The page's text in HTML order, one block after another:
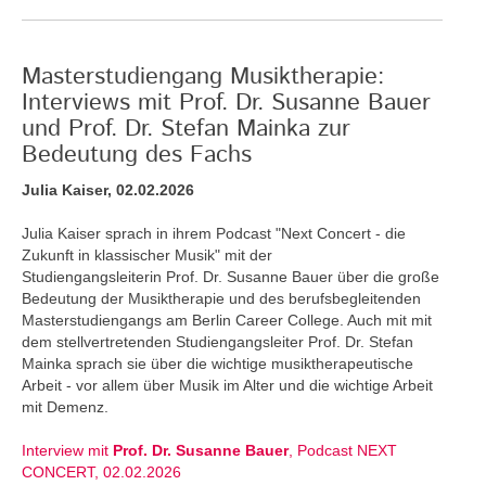
Masterstudiengang Musiktherapie:
Interviews mit Prof. Dr. Susanne Bauer
und Prof. Dr. Stefan Mainka zur
Bedeutung des Fachs
Julia Kaiser, 02.02.2026
Julia Kaiser sprach in ihrem Podcast "Next Concert - die
Zukunft in klassischer Musik" mit der
Studiengangsleiterin Prof. Dr. Susanne Bauer über die große
Bedeutung der Musiktherapie und des berufsbegleitenden
Masterstudiengangs am Berlin Career College. Auch mit mit
dem stellvertretenden Studiengangsleiter Prof. Dr. Stefan
Mainka sprach sie über die wichtige musiktherapeutische
Arbeit - vor allem über Musik im Alter und die wichtige Arbeit
mit Demenz.
Interview mit Prof. Dr. Susanne Bauer, Podcast NEXT
CONCERT, 02.02.2026